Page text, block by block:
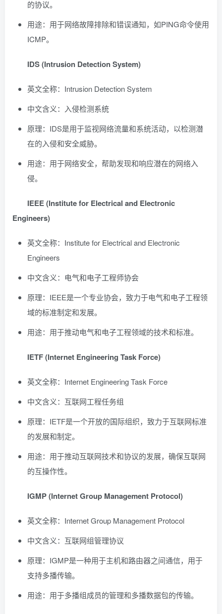
的协议。
用途：用于网络故障排除和错误通知，如PING命令使用
ICMP。
IDS (Intrusion Detection System)
英文全称：Intrusion Detection System
中文含义：入侵检测系统
原理：IDS是用于监视网络流量和系统活动，以检测潜
在的入侵和安全威胁。
用途：用于网络安全，帮助发现和响应潜在的网络入
侵。
IEEE (Institute for Electrical and Electronic
Engineers)
英文全称：Institute for Electrical and Electronic
Engineers
中文含义：电气和电子工程师协会
原理：IEEE是一个专业协会，致力于电气和电子工程领
域的标准制定和发展。
用途：用于推动电气和电子工程领域的技术和标准。
IETF (Internet Engineering Task Force)
英文全称：Internet Engineering Task Force
中文含义：互联网工程任务组
原理：IETF是一个开放的国际组织，致力于互联网标准
的发展和制定。
用途：用于推动互联网技术和协议的发展，确保互联网
的互操作性。
IGMP (Internet Group Management Protocol)
英文全称：Internet Group Management Protocol
中文含义：互联网组管理协议
原理：IGMP是一种用于主机和路由器之间通信，用于
支持多播传输。
用途：用于多播组成员的管理和多播数据包的传输。